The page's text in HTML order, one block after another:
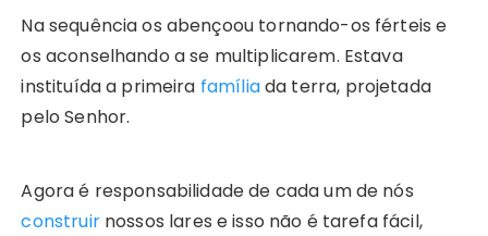
Na sequência os abençoou tornando-os férteis e
os aconselhando a se multiplicarem. Estava
instituída a primeira famíliada terra, projetada
pelo Senhor.
Agora é responsabilidade de cada um de nós
construir nossos lares e isso não é tarefa fácil,